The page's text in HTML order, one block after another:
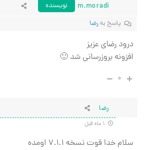
m.moradi
نویسنده
پاسخ بهرضا
درود رضای عزیز
افزونه بروزرسانی شد 🙂
۰
رضا
سلام خدا قوت نسخه ۷.۱.۱ اومده